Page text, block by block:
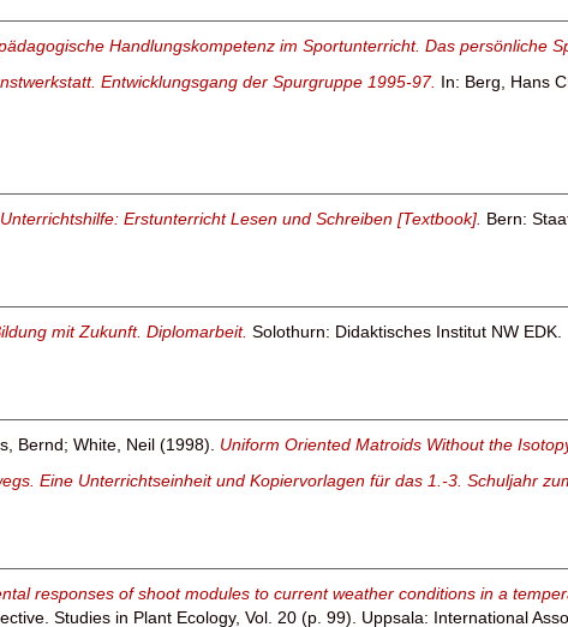
Handlungskompetenz im Sportunterricht. Das persönliche
Entwicklungsgang der Spurgruppe 1995-97. In: Berg, Hans
Unterrichtshilfe: Erstunterricht Lesen und Schreiben [Textbook]. Bern:
mit Zukunft. Diplomarbeit. Solothurn: Didaktisches Institut NW EDK.
Bernd; White, Neil (1998). Uniform Oriented Matroids Without the
Eine Unterrichtseinheit und Kopiervorlagen für das 1.-3. Schuljahr
responses of shoot modules to current weather conditions in a
Studies in Plant Ecology, Vol. 20 (p. 99). Uppsala: International